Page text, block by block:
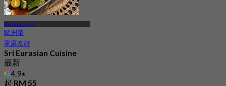
Bangsar Baru
歐洲菜
家庭友好
Sri Eurasian Cuisine
最新
4.9
起 RM 55